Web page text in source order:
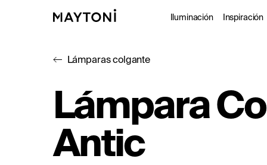
Iluminación
Exterior
Inspiración
Lámparas colgante
Lámpara
Antic